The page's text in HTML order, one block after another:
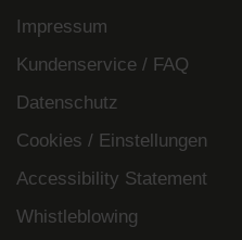
Impressum
Kundenservice / FAQ
Datenschutz
Cookies / Einstellungen
Accessibility Statement
Whistleblowing